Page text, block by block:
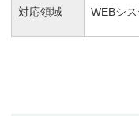
対応領域 WEBシ